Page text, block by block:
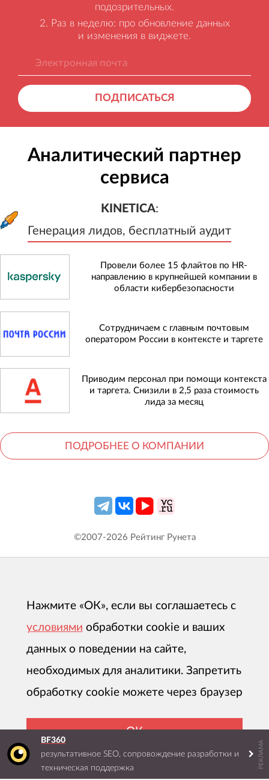
подозрительных.
Раз в неделю: про обновление данных
и изменения в виджете.
ПОДПИСАТЬСЯ
Аналитический партнер
сервиса
KINETICA:
Генерация лидов, бесплатный аудит
Генерация лидов, бесплатный
Провели более 15 флайтов по HR-
направлению в крупнейшей компании в
области кибербезопасности
Сотрудничаем с главным почтовым
оператором России в контексте и таргете
Приводим персонал при помощи контекста
и таргета. Снизили в 2,5 раза стоимость
лида за месяц
ПОДРОБНЕЕ О КОМПАНИИ
BF360
результативное SEO, сопровождение разработки и
техническая поддержка
РЕКЛАМА
©2007-2026 Рейтинг Рунета
Нажмите «ОК», если вы соглашаетесь с
условиями обработки cookie и ваших
данных о поведении на сайте,
необходимых для аналитики. Запретить
обработку cookie можете через браузер
ОК